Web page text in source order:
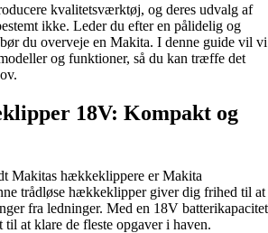
kvalitetsværktøj, og deres udvalg af
ikke. Leder du efter en pålidelig og
du overveje en Makita. I denne guide vil vi
og funktioner, så du kan træffe det
18V: Kompakt og
Makitas hækkeklippere er Makita
trådløse hækkeklipper giver dig frihed til at
fra ledninger. Med en 18V batterikapacitet
at klare de fleste opgaver i haven.